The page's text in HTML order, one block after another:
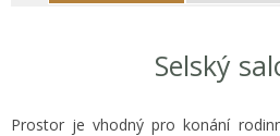
Selský
Prostor je vhodný pro konání